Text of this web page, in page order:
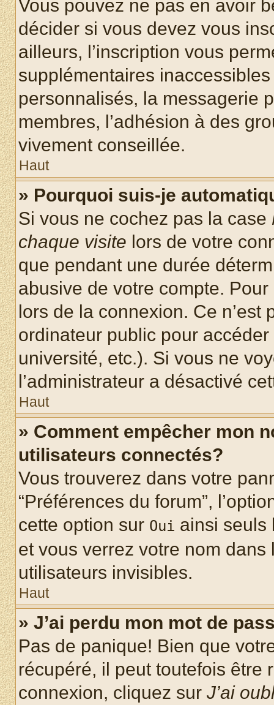
Vous pouvez ne pas en avoir
décider si vous devez vous
ailleurs, l’inscription vous
supplémentaires
personnalisés, la messagerie
membres, l’adhésion à des
vivement conseillée.
Haut
» Pourquoi suis-je
Si vous ne cochez pas la case
chaque visite lors de votre
que pendant une durée
abusive de votre compte.
lors de la connexion. Ce
ordinateur public pour
université, etc.). Si vous ne
l’administrateur a désactivé
Haut
» Comment empêcher mon
utilisateurs connectés?
Vous trouverez dans votre
“Préférences du forum”,
cette option sur Oui ainsi seuls
et vous verrez votre nom
utilisateurs invisibles.
Haut
» J’ai perdu mon mot de
Pas de panique! Bien que
récupéré, il peut toutefois être
connexion, cliquez sur J’ai